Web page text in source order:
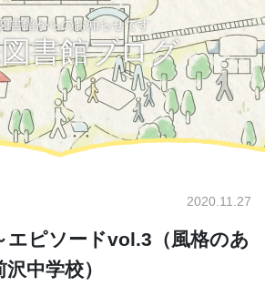
書館からのお知らせです
書館ブログ
2020.11.27
エピソードvol.3（風格のあ
中学校）